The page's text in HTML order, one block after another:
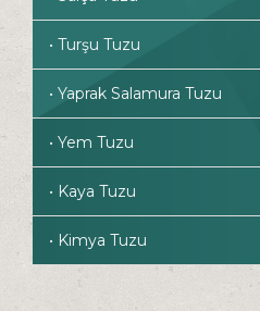
• Turşu Tuzu
• Yaprak Salamura Tuzu
• Yem Tuzu
• Kaya Tuzu
• Kimya Tuzu